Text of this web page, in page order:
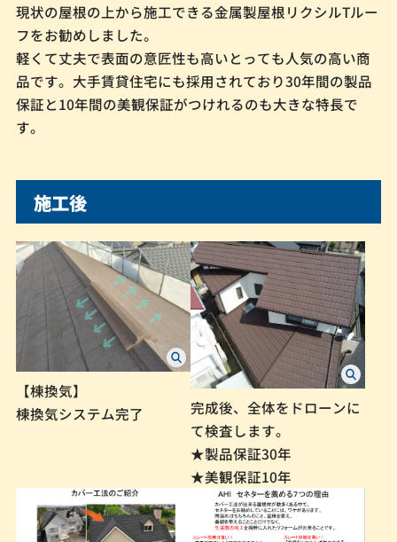
現状の屋根の上から施工できる金属製屋根リクシルTルー
フをお勧めしました。
軽くて丈夫で表面の意匠性も高いとっても人気の高い商
品です。大手賃貸住宅にも採用されており30年間の製品
保証と10年間の美観保証がつけれるのも大きな特長で
す。
施工後
【棟換気】
棟換気システム完了
完成後、全体をドローンに
て検査します。
★製品保証30年
★美観保証10年